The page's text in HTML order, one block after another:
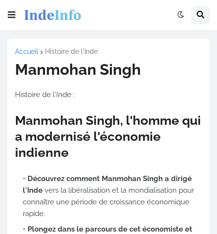
Accueil Histoire de l'Inde
Manmohan Singh
Histoire de l'Inde :
Manmohan Singh, l'homme qui
a modernisé l'économie
indienne
Découvrez comment Manmohan Singh a dirigé
l'Inde vers la libéralisation et la mondialisation pour
connaître une période de croissance économique
rapide.
Plongez dans le parcours de cet économiste et